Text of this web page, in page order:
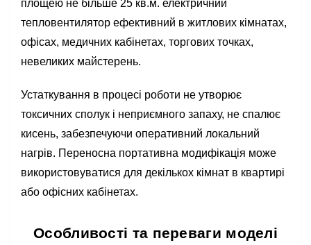
площею не більше 25 кв.м. електричний
тепловентилятор ефективний в житлових кімнатах,
офісах, медичних кабінетах, торгових точках,
невеликих майстерень.
Устаткування в процесі роботи не утворює
токсичних сполук і неприємного запаху, не спалює
кисень, забезпечуючи оперативний локальний
нагрів. Переносна портативна модифікація може
використовуватися для декількох кімнат в квартирі
або офісних кабінетах.
Особливості та переваги моделі